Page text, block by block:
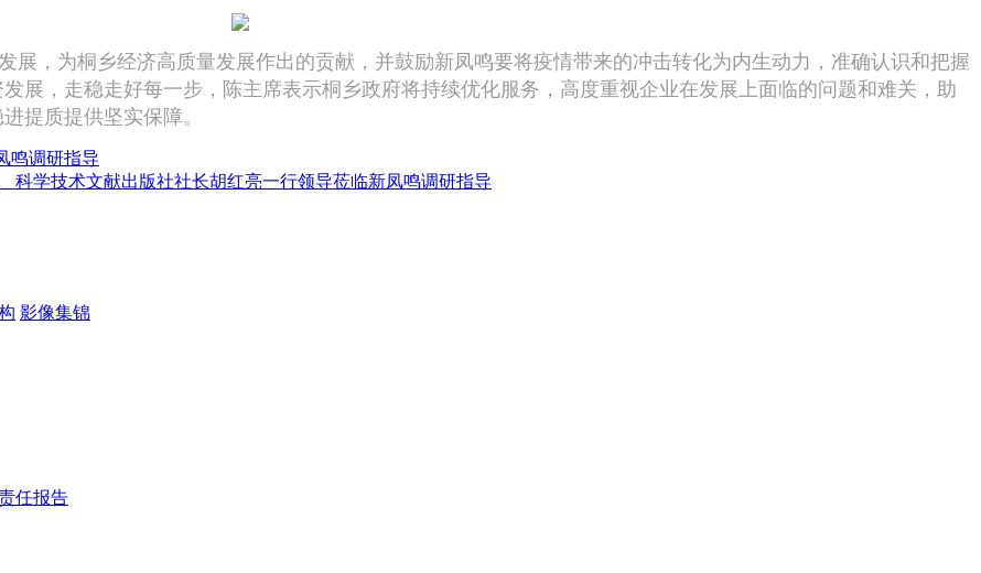
，为桐乡经济高质量发展作出的贡献，并鼓励新凤鸣要将疫情带来的冲击转化为内生动力，准确认识和把握
展，走稳走好每一步，陈主席表示桐乡政府将持续优化服务，高度重视企业在发展上面临的问题和难关，助
提质提供坚实保障。
鸣调研指导
科学技术文献出版社社长胡红亮一行领导莅临新凤鸣调研指导
影像集锦
任报告